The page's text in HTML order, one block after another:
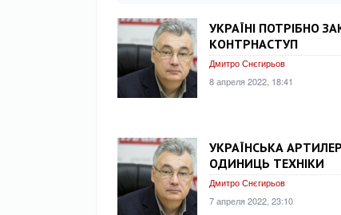
УКРАЇНІ ПОТРІБНО
КОНТРНАСТУП
Дмитро Снєгирьов
8 апреля 2022, 18:41
УКРАЇНСЬКА
ОДИНИЦЬ ТЕХНІКИ
Дмитро Снєгирьов
7 апреля 2022, 23:10